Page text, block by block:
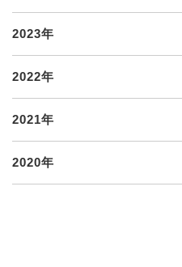
2023年
2022年
2021年
2020年